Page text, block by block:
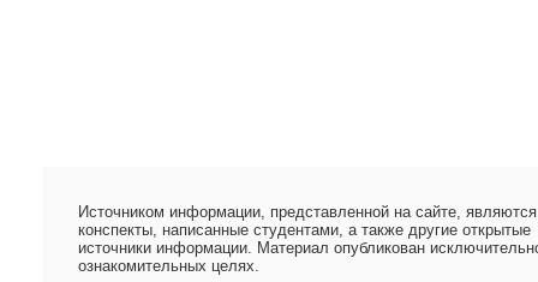
Источником информации, представленной на сайте, являются
конспекты, написанные студентами, а также другие открытые
источники информации. Материал опубликован
ознакомительных целях.